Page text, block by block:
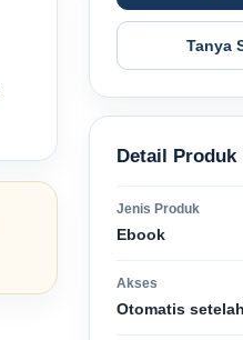
Tanya
Detail Produk
Jenis Produk
Ebook
Akses
Otomatis